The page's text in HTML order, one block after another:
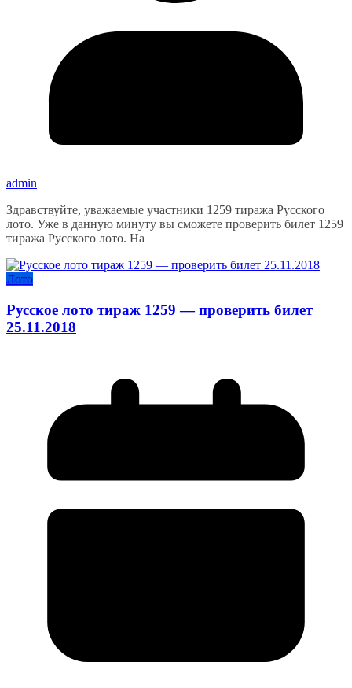
admin
Здравствуйте, уважаемые участники 1259 тиража Русского
лото. Уже в данную минуту вы сможете проверить билет 1259
тиража Русского лото. На
Лото
Русское лото тираж 1259 — проверить билет
25.11.2018